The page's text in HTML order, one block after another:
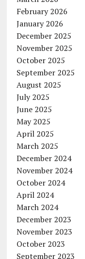
February 2026
January 2026
December 2025
November 2025
October 2025
September 2025
August 2025
July 2025
June 2025
May 2025
April 2025
March 2025
December 2024
November 2024
October 2024
April 2024
March 2024
December 2023
November 2023
October 2023
September 2023